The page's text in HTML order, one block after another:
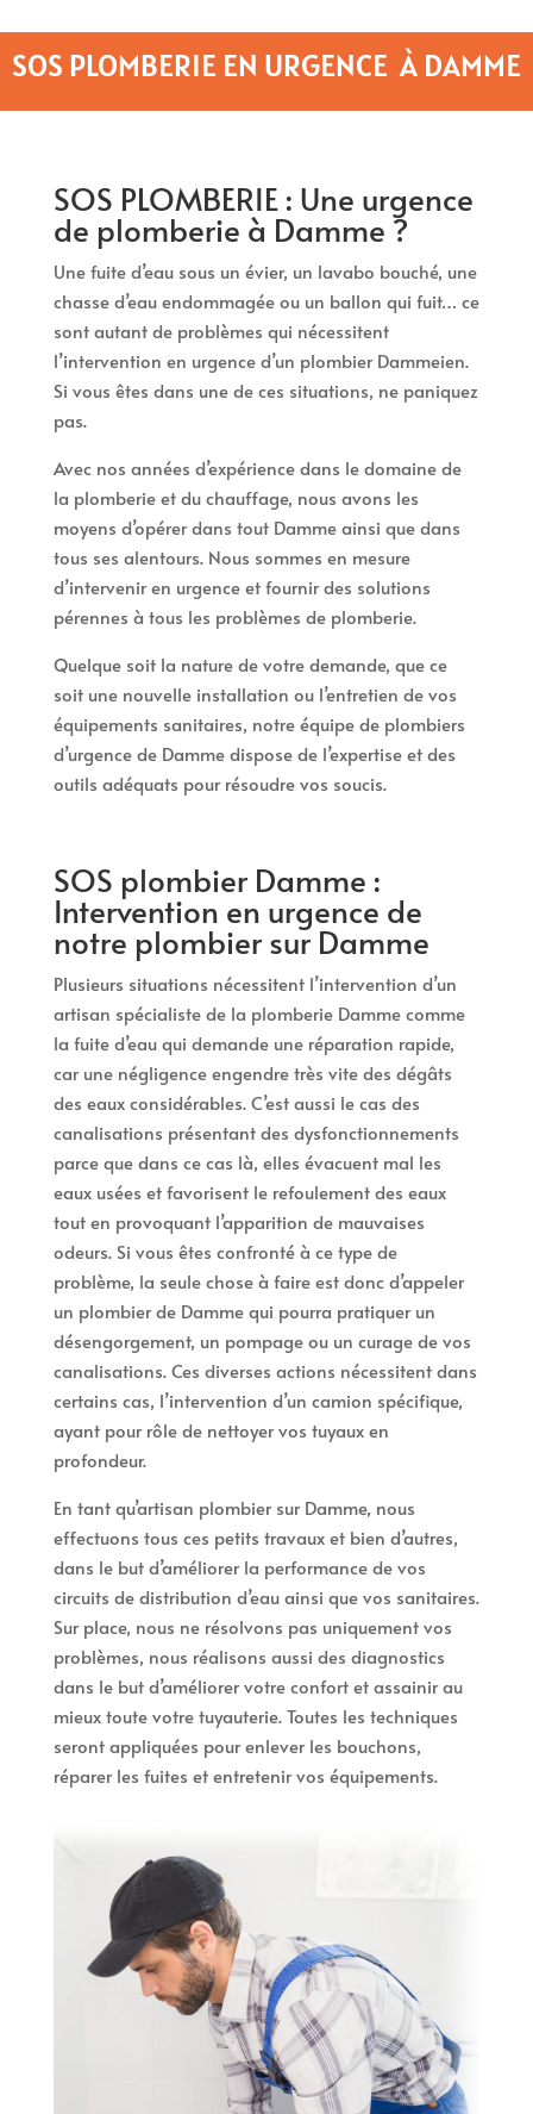
SOS PLOMBERIE EN URGENCE À DAMME
SOS PLOMBERIE : Une urgence
de plomberie à Damme ?
Une fuite d’eau sous un évier, un lavabo bouché, une
chasse d’eau endommagée ou un ballon qui fuit… ce
sont autant de problèmes qui nécessitent
l’intervention en urgence d’un plombier Dammeien.
Si vous êtes dans une de ces situations, ne paniquez
pas.
Avec nos années d’expérience dans le domaine de
la plomberie et du chauffage, nous avons les
moyens d’opérer dans tout Damme ainsi que dans
tous ses alentours. Nous sommes en mesure
d’intervenir en urgence et fournir des solutions
pérennes à tous les problèmes de plomberie.
Quelque soit la nature de votre demande, que ce
soit une nouvelle installation ou l’entretien de vos
équipements sanitaires, notre équipe de plombiers
d’urgence de Damme dispose de l’expertise et des
outils adéquats pour résoudre vos soucis.
SOS plombier Damme :
Intervention en urgence de
notre plombier sur Damme
Plusieurs situations nécessitent l’intervention d’un
artisan spécialiste de la plomberie Damme comme
la fuite d’eau qui demande une réparation rapide,
car une négligence engendre très vite des dégâts
des eaux considérables. C’est aussi le cas des
canalisations présentant des dysfonctionnements
parce que dans ce cas là, elles évacuent mal les
eaux usées et favorisent le refoulement des eaux
tout en provoquant l’apparition de mauvaises
odeurs. Si vous êtes confronté à ce type de
problème, la seule chose à faire est donc d’appeler
un plombier de Damme qui pourra pratiquer un
désengorgement, un pompage ou un curage de vos
canalisations. Ces diverses actions nécessitent dans
certains cas, l’intervention d’un camion spécifique,
ayant pour rôle de nettoyer vos tuyaux en
profondeur.
En tant qu’artisan plombier sur Damme, nous
effectuons tous ces petits travaux et bien d’autres,
dans le but d’améliorer la performance de vos
circuits de distribution d’eau ainsi que vos sanitaires.
Sur place, nous ne résolvons pas uniquement vos
problèmes, nous réalisons aussi des diagnostics
dans le but d’améliorer votre confort et assainir au
mieux toute votre tuyauterie. Toutes les techniques
seront appliquées pour enlever les bouchons,
réparer les fuites et entretenir vos équipements.